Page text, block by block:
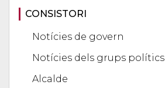
CONSISTORI
Notícies de govern
Notícies dels grups polítics
Alcalde